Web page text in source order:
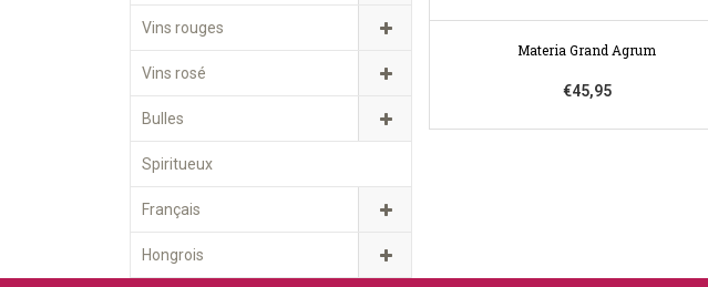
Vins rouges
Vins rosé
Bulles
Spiritueux
Français
Hongrois
Materia Grand Agrum
€45,95